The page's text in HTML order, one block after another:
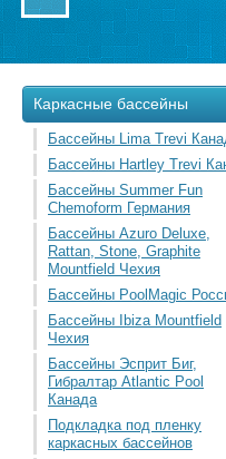
Каркасные бассейны
Бассейны Lima Trevi
Бассейны Hartley Trevi
Бассейны Summer Fun
Chemoform Германия
Бассейны Azuro Deluxe,
Rattan, Stone, Graphite
Mountfield Чехия
Бассейны PoolMagic
Бассейны Ibiza Mountfield
Чехия
Бассейны Эсприт Биг,
Гибралтар Atlantic Pool
Канада
Подкладка под пленку
каркасных бассейнов